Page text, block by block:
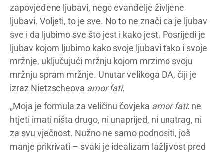
zapovjeđene ljubavi, nego evanđelje življene
ljubavi. Voljeti, to je sve. No to ne znači da je ljubav
sve i da ljubimo sve što jest i kako jest. Posrijedi je
ljubav kojom ljubimo kako svoje ljubavi tako i svoje
mržnje, uključujući mržnju kojom mrzimo svoju
mržnju spram mržnje. Unutar velikoga DA, čiji je
izraz Nietzscheova amor fati.
„Moja je formula za veličinu čovjeka amor fati: ne
htjeti imati ništa drugo, ni unaprijed, ni unatrag, ni
za svu vječnost. Nužno ne samo podnositi, još
manje prikrivati – svaki je idealizam lažljivost pred